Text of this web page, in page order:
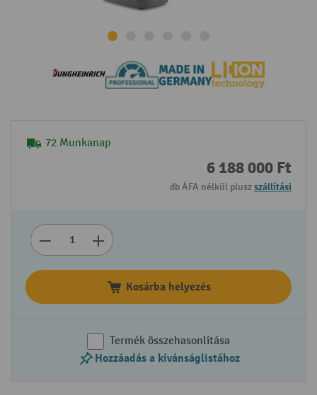
72 Munkanap
6 188 000 Ft
db ÁFA nélkül pluszszállítási
Kosárba helyezés
Termék összehasonlítása
Hozzáadás a kívánságlistához